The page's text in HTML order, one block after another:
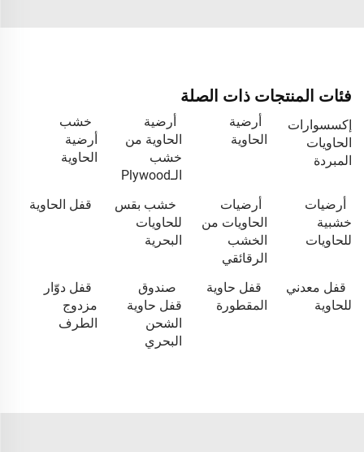
فئات المنتجات ذات الصلة
إكسسوارات
الحاويات
المبردة
أرضية
الحاوية
أرضية
الحاوية من
خشب
الـPlywood
خشب
أرضية
الحاوية
أرضيات
خشبية
للحاويات
أرضيات
الحاويات من
الخشب
الرقائقي
خشب بقس
للحاويات
البحرية
قفل الحاوية
قفل معدني
للحاوية
قفل حاوية
المقطورة
صندوق
قفل حاوية
الشحن
البحري
قفل دوّار
مزدوج
الطرف